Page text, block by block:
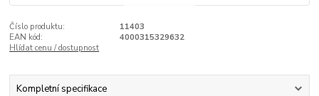
Číslo produktu:
11403
EAN kód:
4000315329632
Hlídat cenu / dostupnost
Kompletní specifikace